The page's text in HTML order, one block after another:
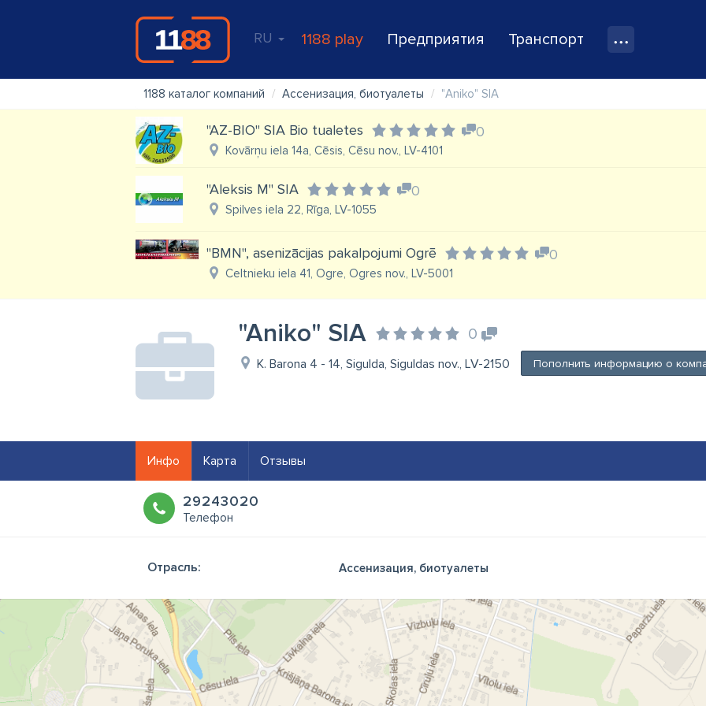
RU 1188 play Предприятия Транспорт
1188 каталог компаний Ассенизация, биотуалеты "Aniko" SIA
"AZ-BIO" SIA Bio tualetes 0
Kovārņu iela 14a, Cēsis, Cēsu nov., LV-4101
"Aleksis M" SIA 0
Spilves iela 22, Rīga, LV-1055
"BMN", asenizācijas pakalpojumi Ogrē 0
Celtnieku iela 41, Ogre, Ogres nov., LV-5001
"Aniko" SIA 0
K. Barona 4 - 14, Sigulda, Siguldas nov., LV-2150 Пополнить информацию о
Инфо Карта Отзывы
29243020
Телефон
Отрасль: Ассенизация, биотуалеты